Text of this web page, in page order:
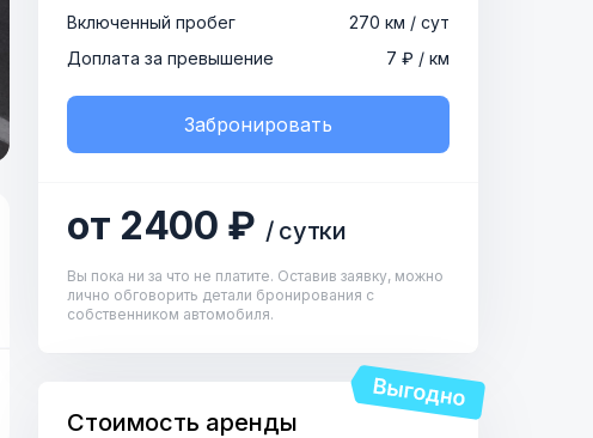
Включенный пробег
270 км / сут
Доплата за превышение
7 ₽ / км
Забронировать
от 2400 ₽ / сутки
Вы пока ни за что не платите. Оставив заявку, можно
лично обговорить детали бронирования с
собственником автомобиля.
Стоимость аренды